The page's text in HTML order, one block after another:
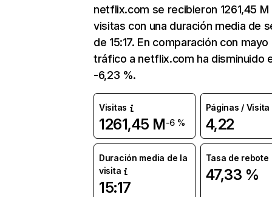
netflix.com se recibieron 1261,45 M
visitas con una duración media de
de 15:17. En comparación con mayo
tráfico a netflix.com ha disminuido
-6,23 %.
Visitas
1261,45 M-6 %
Páginas / Visita
4,22
Duración media de la
visita
15:17
Tasa de rebote
47,33 %